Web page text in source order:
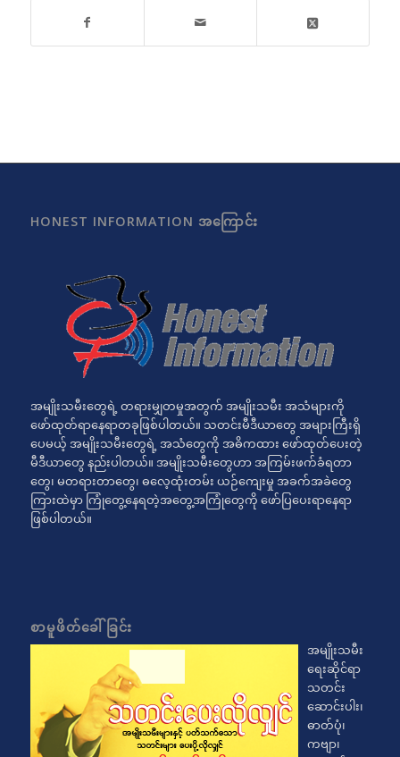
HONEST INFORMATION အကြောင်း
အမျိုးသမီးတွေရဲ့ တရားမျှတမှုအတွက် အမျိုးသမီး အသံများကို
ဖော်ထုတ်ရာနေရာတခုဖြစ်ပါတယ်။ သတင်းမီဒီယာတွေ အများကြီးရှိ
ပေမယ့် အမျိုးသမီးတွေရဲ့ အသံတွေကို အဓိကထား ဖော်ထုတ်ပေးတဲ့
မီဒီယာတွေ နည်းပါတယ်။ အမျိုးသမီးတွေဟာ အကြမ်းဖက်ခံရတာ
တွေ၊ မတရားတာတွေ၊ ဓလေ့ထုံးတမ်း ယဉ်ကျေးမှု အခက်အခဲတွေ
ကြားထဲမှာ ကြုံတွေ့နေရတဲ့အတွေ့အကြုံတွေကို ဖော်ပြပေးရာနေရာ
ဖြစ်ပါတယ်။
စာမူဖိတ်ခေါ်ခြင်း
အမျိုးသမီး
ရေးဆိုင်ရာ
သတင်း
ဆောင်းပါး၊
ဓာတ်ပုံ၊
ကဗျာ၊